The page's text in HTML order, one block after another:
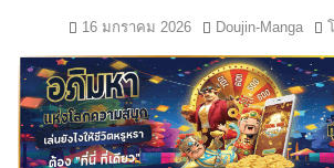
16 มกราคม 2026 Doujin-Manga